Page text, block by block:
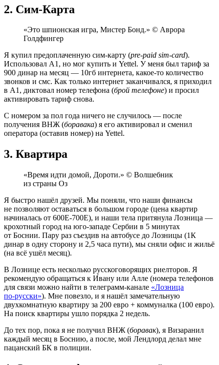
2. Сим-Карта
«Это шпионская игра, Мистер Бонд.» © Аврора
Голдфингер
Я купил предоплаченную сим‑карту (pre‑paid sim‑card).
Использовал A1, но мог купить и Yettel. У меня был тариф за
900 динар на месяц — 10гб интернета, какое‑то количество
звонков и смс. Как только интернет заканчивался, я приходил
в A1, диктовал номер телефона (брой телефоне) и просил
активировать тариф снова.
С номером за пол года ничего не случилось — после
получения ВНЖ (боравака) я его активировал и сменил
оператора (оставив номер) на Yettel.
3. Квартира
«Время идти домой, Дороти.» © Волшебник
из страны Оз
Я быстро нашёл друзей. Мы поняли, что наши финансы
не позволяют оставаться в большом городе (цена квартир
начиналась от 600E-700E), и наши тела притянула Лозница —
крохотный город на юго‑западе Сербии в 5 минутах
от Боснии. Пару раз съездив на автобусе до Лозницы (1К
динар в одну сторону и 2,5 часа пути), мы сняли офис и жильё
(на всё ушёл месяц).
В Лознице есть несколько русскоговорящих риелторов. Я
рекомендую обращаться к И́вану или Алле (номера телефонов
для связи можно найти в телеграмм‑канале «Лозница
по‑русски»). Мне повезло, и я нашёл замечательную
двухкомнатную квартиру за 200 евро + коммуналка (100 евро).
На поиск квартиры ушло порядка 2 недель.
До тех пор, пока я не получил ВНЖ (боравак), я Визаранил
каждый месяц в Боснию, а после, мой Лендлорд делал мне
пацанский БК в полиции.